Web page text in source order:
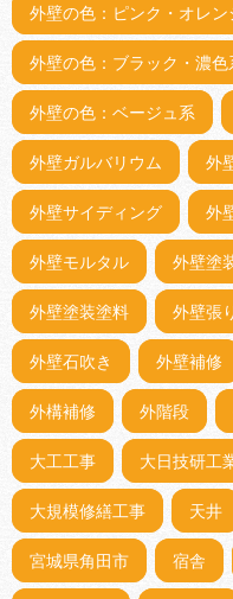
外壁の色：ピンク・オレン
外壁の色：ブラック・濃色
外壁の色：ベージュ系
外壁ガルバリウム 外
外壁サイディング 外
外壁モルタル 外壁塗
外壁塗装塗料 外壁張
外壁石吹き 外壁補修
外構補修 外階段
大工工事 大日技研工
大規模修繕工事 天井
宮城県角田市 宿舎